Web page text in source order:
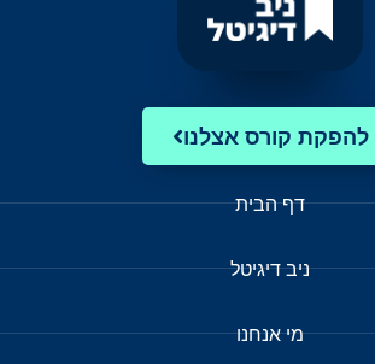
להפקת קורס אצלנו
דף הבית
ניב דיגיטל
מי אנחנו